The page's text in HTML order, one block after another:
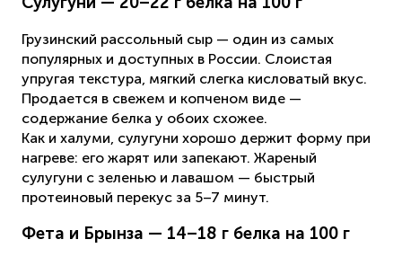
Грузинский рассольный сыр — один из самых
популярных и доступных в России. Слоистая
упругая текстура, мягкий слегка кисловатый вкус.
Продается в свежем и копченом виде —
содержание белка у обоих схожее.
Как и халуми, сулугуни хорошо держит форму при
нагреве: его жарят или запекают. Жареный
сулугуни с зеленью и лавашом — быстрый
протеиновый перекус за 5–7 минут.
Фета и Брынза — 14–18 г белка на 100 г